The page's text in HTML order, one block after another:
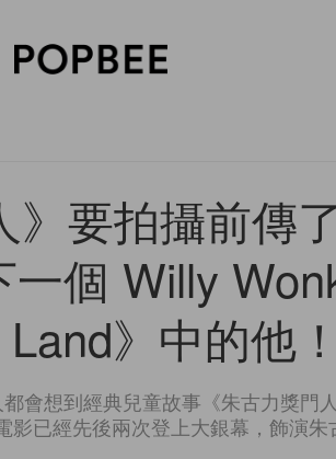
》要拍攝前傳
個 Willy
Land》中的他！
會想到經典兒童故事《朱古力獎門
影已經先後兩次登上大銀幕，飾演朱